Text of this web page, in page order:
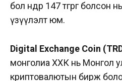
бол өнөөдөр 147 төгрөг болсон
үзүүлэлт юм.
Digital Exchange Coin
монголиа ХХК нь Монгол
криптовалютын бирж